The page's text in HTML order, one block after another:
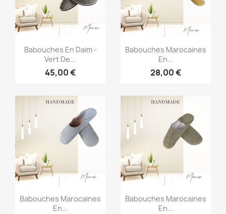
Aperçu rapide
Babouches En Daim -
Vert De...
45,00 €
Aperçu rapide
Babouches Marocaines
En...
28,00 €
Aperçu rapide
Babouches Marocaines
En...
Aperçu rapide
Babouches Marocaines
En...